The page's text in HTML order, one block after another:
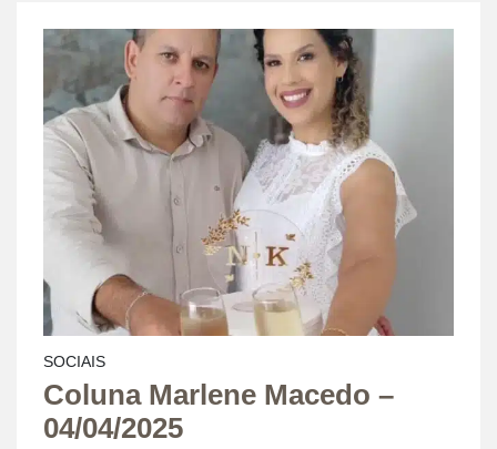
SOCIAIS
Coluna Marlene Macedo –
04/04/2025